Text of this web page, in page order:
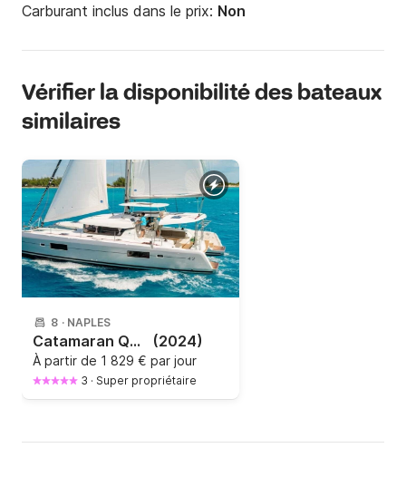
Carburant inclus dans le prix: Non
Vérifier la disponibilité des bateaux
similaires
8 · NAPLES
Catamaran Queen Lagoon 42 12.8m (2024)
À partir de 1 829 € par jour
3 · Super propriétaire